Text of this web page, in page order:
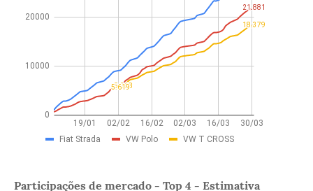
Participações de mercado - Top 4 - Estimativa